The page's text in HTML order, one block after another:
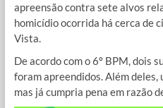
apreensão contra sete alvos
homicídio ocorrida há cerca de
Vista.
De acordo com o 6º BPM, dois
foram apreendidos. Além deles,
mas já cumpria pena em razão